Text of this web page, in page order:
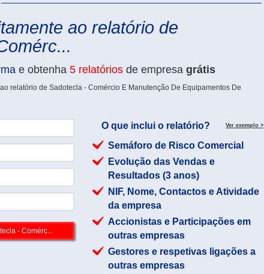
ao relatório de
e obtenha 5 relatórios de empresa grátis
relatório de Sadotecla - Comércio E Manutenção De Equipamentos De
O que inclui o relatório? Ver exemplo >
Semáforo de Risco Comercial
Evolução das Vendas e
Resultados (3 anos)
NIF, Nome, Contactos e Atividade
da empresa
Accionistas e Participações em
outras empresas
Gestores e respetivas ligações a
outras empresas